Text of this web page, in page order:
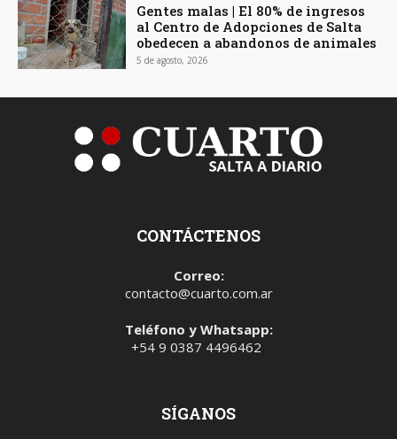
Gentes malas | El 80% de ingresos
al Centro de Adopciones de Salta
obedecen a abandonos de animales
5 de agosto, 2026
CONTÁCTENOS
Correo:
contacto@cuarto.com.ar
Teléfono y Whatsapp:
+54 9 0387 4496462
SÍGANOS